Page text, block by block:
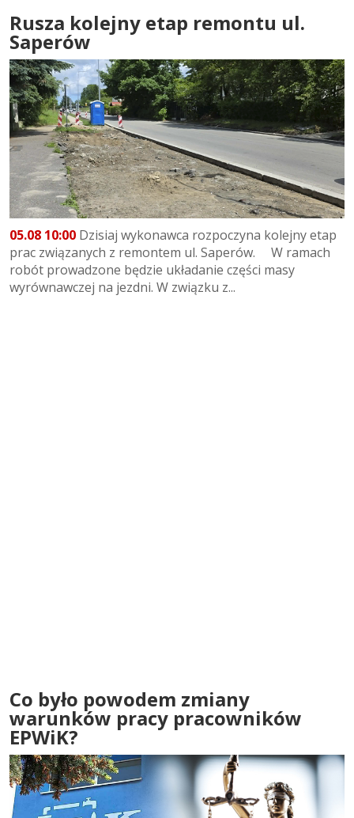
Rusza kolejny etap remontu ul.
Saperów
05.08 10:00 Dzisiaj wykonawca rozpoczyna kolejny etap
prac związanych z remontem ul. Saperów. W ramach
robót prowadzone będzie układanie części masy
wyrównawczej na jezdni. W związku z...
Co było powodem zmiany
warunków pracy pracowników
EPWiK?